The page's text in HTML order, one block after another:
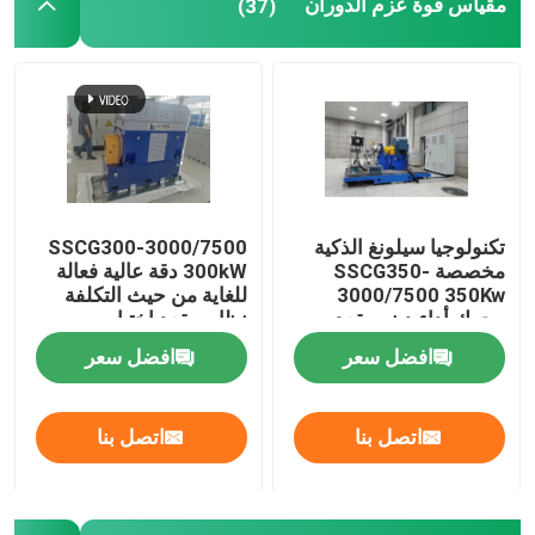
المنزل
المنتجات
مقياس قوة عزم الدوران (37)
تكنولوجيا سيلونغ الذكية
مخصصة SSCG350-
3000/7500 350Kw
محرك أداء دينو مقعد
الاختبار
افضل سعر
اتصل بنا
SSCG300-3000/7500
300kW دقة عالية فعالة
للغاية من حيث التكلفة
نظام مقعد اختبار
الدينامومتر الكهربائي
لاختبار أداء محرك EV
افضل سعر
اتصل بنا